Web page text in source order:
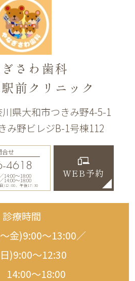
さわ歯科
前クリニック
川県大和市つきみ野4-5-1
み野ビレジB-1号棟112
合せ
4618
14:00〜18:00
14:00〜18:00
)12:00、午後17:30
WEB予約
診療時間
金)9:00〜13:00／
)9:00〜12:30
〜18:00